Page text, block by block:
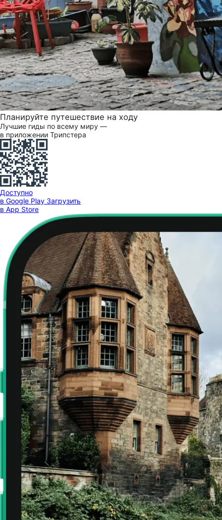
Планируйте путешествие на ходу
Лучшие гиды по всему миру —
в приложении Трипстера
Доступно
в Google Play Загрузить
в App Store